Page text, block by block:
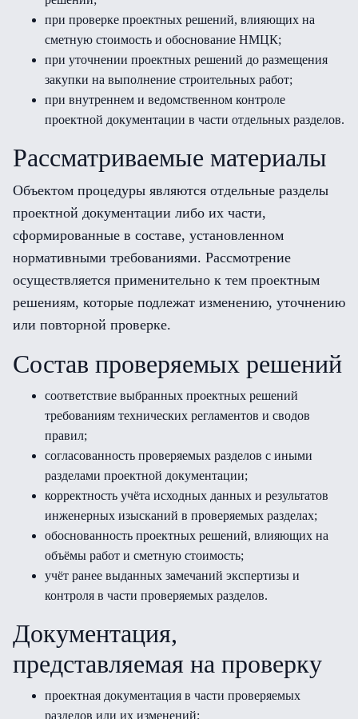
при проверке проектных решений, влияющих на
сметную стоимость и обоснование НМЦК;
при уточнении проектных решений до размещения
закупки на выполнение строительных работ;
при внутреннем и ведомственном контроле
проектной документации в части отдельных разделов.
Рассматриваемые материалы
Объектом процедуры являются отдельные разделы
проектной документации либо их части,
сформированные в составе, установленном
нормативными требованиями. Рассмотрение
осуществляется применительно к тем проектным
решениям, которые подлежат изменению, уточнению
или повторной проверке.
Состав проверяемых решений
соответствие выбранных проектных решений
требованиям технических регламентов и сводов
правил;
согласованность проверяемых разделов с иными
разделами проектной документации;
корректность учёта исходных данных и результатов
инженерных изысканий в проверяемых разделах;
обоснованность проектных решений, влияющих на
объёмы работ и сметную стоимость;
учёт ранее выданных замечаний экспертизы и
контроля в части проверяемых разделов.
Документация,
представляемая на проверку
проектная документация в части проверяемых
разделов или их изменений;